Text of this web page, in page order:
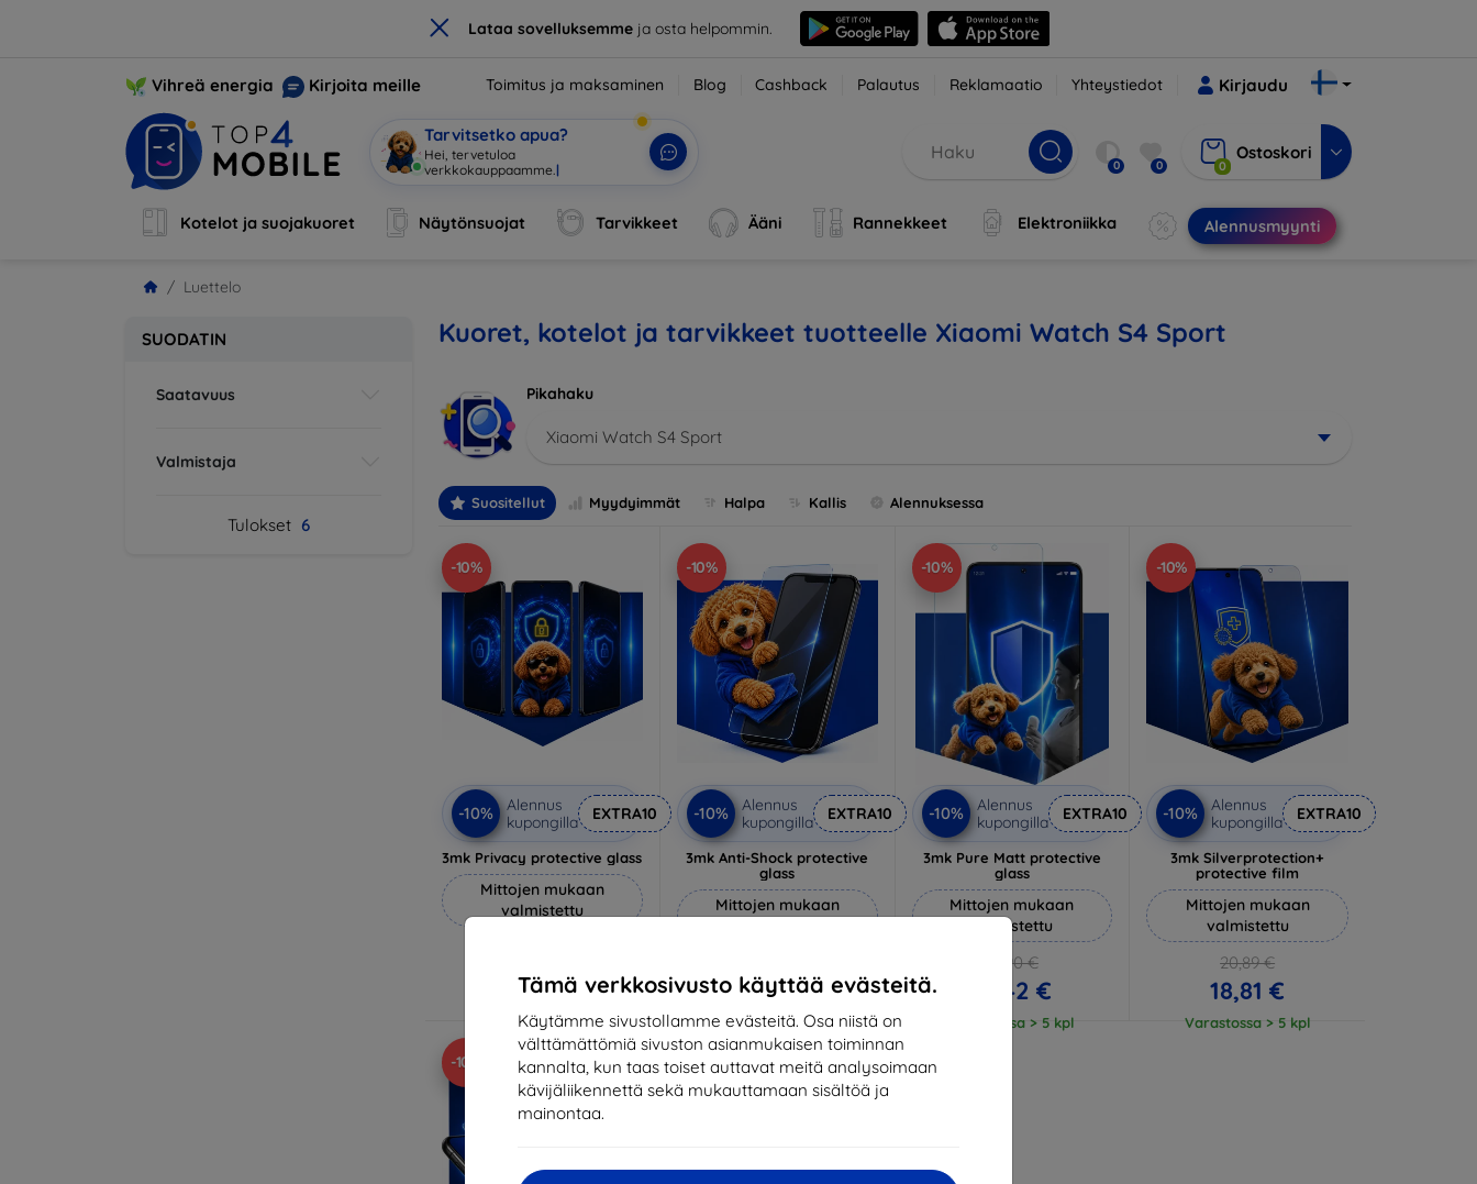
× Lataa sovelluksemmeja osta helpommin.
Tämä verkkosivusto käyttää evästeitä.
Käytämme sivustollamme evästeitä. Osa niistä on
välttämättömiä sivuston asianmukaisen toiminnan
kannalta, kun taas toiset auttavat meitä analysoimaan
kävijäliikennettä sekä mukauttamaan sisältöä ja
mainontaa.
Vihreä energia Kirjoita meille Toimitus ja maksaminen Blog Cashback Palautus Reklamaatio Yhteystiedot Kirjaudu
Tarvitsetko apua?
Hei, tervetuloa
verkkokauppaamme. | 0 0 0
Ostoskori
Kotelot ja suojakuoret Näytönsuojat Tarvikkeet Ääni Rannekkeet Elektroniikka Alennusmyynti
Luettelo
SUODATIN
Saatavuus
Valmistaja
Tulokset 6
Kuoret, kotelot ja tarvikkeet tuotteelle Xiaomi Watch S4 Sport
Pikahaku
Xiaomi Watch S4 Sport
Suositellut Myydyimmät Halpa Kallis Alennuksessa
-10%
-10%
Alennus
kupongilla
EXTRA10
3mk Privacy protective glass
Mittojen mukaan
valmistettu
20,61 €
-10%
-10%
Alennus
kupongilla
EXTRA10
3mk Anti-Shock protective
glass
Mittojen mukaan
17,01 €
Varastossa > 5 kpl
-10%
-10%
Alennus
kupongilla
EXTRA10
3mk Pure Matt protective
glass
Mittojen mukaan
valmistettu
14,90 €
13,42 €
Varastossa > 5 kpl
-10%
-10%
Alennus
kupongilla
EXTRA10
3mk Silverprotection+
protective film
Mittojen mukaan
valmistettu
20,89 €
18,81 €
Varastossa > 5 kpl
-10% -10%